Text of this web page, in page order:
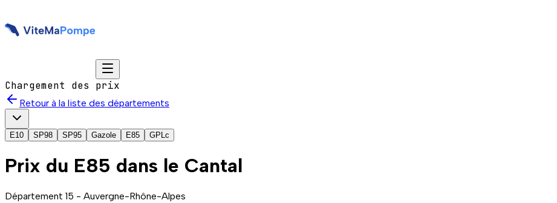
Chargement des prix
Retour à la liste des départements
E10 SP98 SP95 Gazole E85 GPLc
Prix du E85 dans le Cantal
Département 15 - Auvergne-Rhône-Alpes